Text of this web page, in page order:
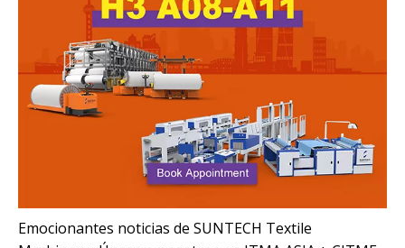
Emocionantes noticias de SUNTECH Textile